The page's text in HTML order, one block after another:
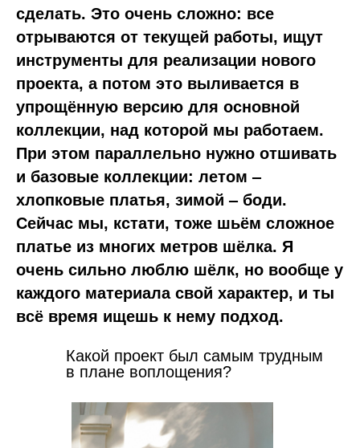
сделать. Это очень сложно: все
отрываются от текущей работы, ищут
инструменты для реализации нового
проекта, а потом это выливается в
упрощённую версию для основной
коллекции, над которой мы работаем.
При этом параллельно нужно отшивать
и базовые коллекции: летом ‒
хлопковые платья, зимой ‒ боди.
Сейчас мы, кстати, тоже шьём сложное
платье из многих метров шёлка. Я
очень сильно люблю шёлк, но вообще у
каждого материала свой характер, и ты
всё время ищешь к нему подход.
Какой проект был самым трудным
в плане воплощения?